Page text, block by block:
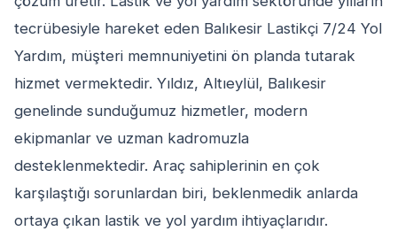
tecrübesiyle hareket eden Balıkesir Lastikçi 7/24 Yol
Yardım, müşteri memnuniyetini ön planda tutarak
hizmet vermektedir. Yıldız, Altıeylül, Balıkesir
genelinde sunduğumuz hizmetler, modern
ekipmanlar ve uzman kadromuzla
desteklenmektedir. Araç sahiplerinin en çok
karşılaştığı sorunlardan biri, beklenmedik anlarda
ortaya çıkan lastik ve yol yardım ihtiyaçlarıdır.